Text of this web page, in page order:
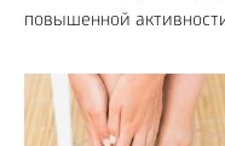
повышенной